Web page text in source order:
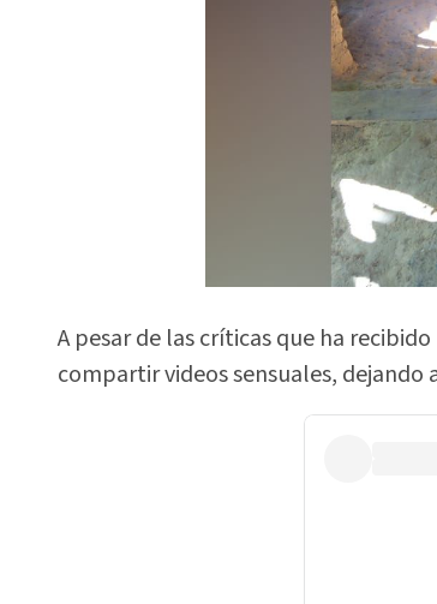
A pesar de las críticas que ha
compartir videos sensuales,